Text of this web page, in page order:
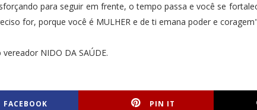
para seguir em frente, o tempo passa e você se
for, porque você é MULHER e de ti emana poder e
NIDO DA SAÚDE.
FACEBOOK PIN IT